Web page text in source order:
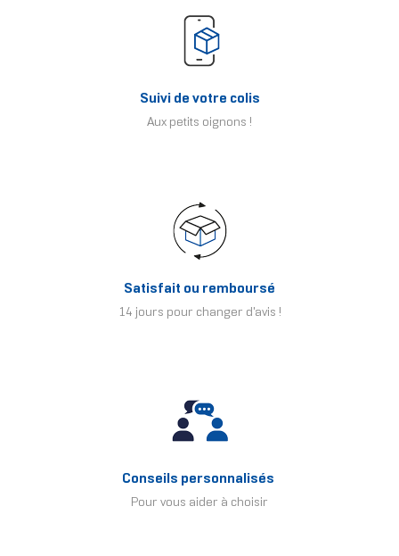
Suivi de votre colis
Aux petits oignons !
Satisfait ou remboursé
14 jours pour changer d'avis !
Conseils personnalisés
Pour vous aider à choisir